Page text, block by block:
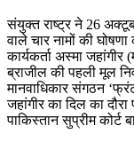
संयुक्त राष्ट्र ने 26
वाले चार नामों की
कार्यकर्ता अस्मा जहांगीर
ब्राजील की पहली मूल
मानवाधिकार संगठन
जहांगीर का दिल का
पाकिस्तान सुप्रीम कोर्ट